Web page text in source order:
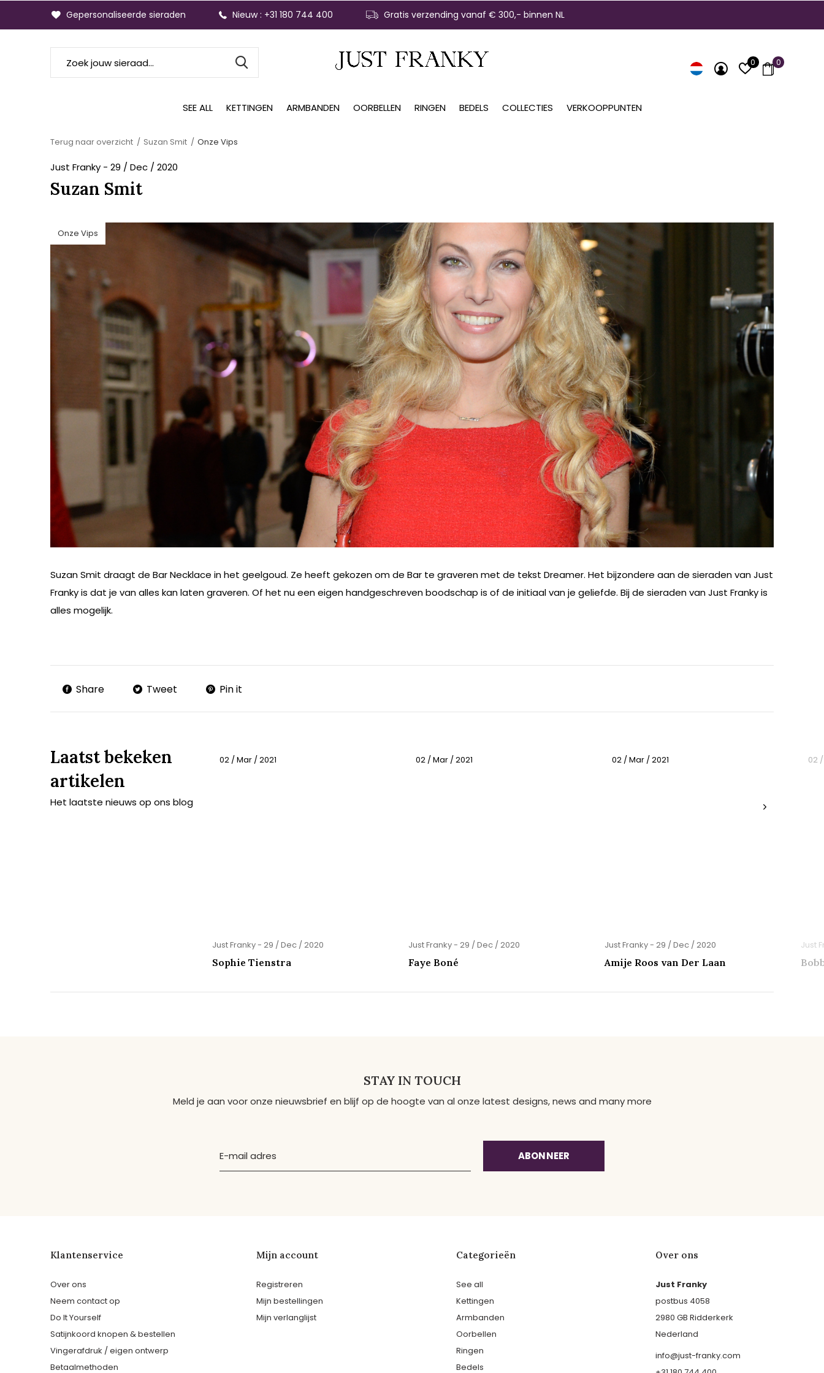
SEE ALL KETTINGEN ARMBANDEN OORBELLEN RINGEN BEDELS COLLECTIES VERKOOPPUNTEN
0 0
Gepersonaliseerde sieraden Nieuw : +31 180 744 400 Gratis verzending vanaf € 300,- binnen NL
Terug naar overzicht Suzan Smit Onze Vips
Just Franky - 29 / Dec / 2020
Suzan Smit
Onze Vips
Suzan Smit draagt de Bar Necklace in het geelgoud. Ze heeft gekozen om de Bar te graveren met de tekst Dreamer. Het bijzondere aan de sieraden van Just
Franky is dat je van alles kan laten graveren. Of het nu een eigen handgeschreven boodschap is of de initiaal van je geliefde. Bij de sieraden van Just Franky is
alles mogelijk.
Share Tweet Pin it
Laatst bekeken
artikelen
Het laatste nieuws op ons blog
02 / Mar / 2021
Just Franky - 29 / Dec / 2020
Sophie Tienstra
02 / Mar / 2021
Just Franky - 29 / Dec / 2020
Faye Boné
02 / Mar / 2021
Just Franky - 29 / Dec / 2020
Amije Roos van Der Laan
02
Just
STAY IN TOUCH
Meld je aan voor onze nieuwsbrief en blijf op de hoogte van al onze latest designs, news and many more
ABONNEER
Klantenservice
Over ons
Neem contact op
Do It Yourself
Satijnkoord knopen & bestellen
Vingerafdruk / eigen ontwerp
Betaalmethoden
Mijn account
Registreren
Mijn bestellingen
Mijn verlanglijst
Categorieën
See all
Kettingen
Armbanden
Oorbellen
Ringen
Bedels
Over ons
Just Franky
postbus 4058
2980 GB Ridderkerk
Nederland
info@just-franky.com